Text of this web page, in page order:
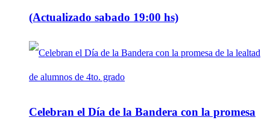
(Actualizado sabado 19:00 hs)
Celebran el Día de la Bandera con la promesa